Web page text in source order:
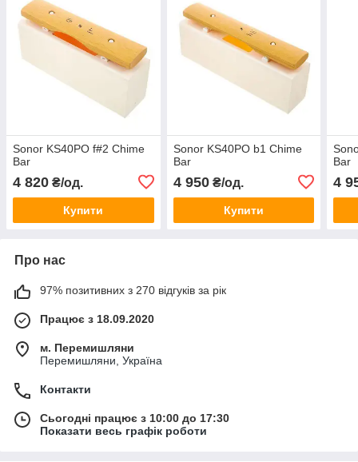
Sonor KS40PO f#2 Chime
Bar
4 820 ₴/од.
Купити
Sonor KS40PO b1 Chime
Bar
4 950₴/од.
Купити
Bar
4
Про нас
97% позитивних з 270 відгуків за рік
Працює з 18.09.2020
м. Перемишляни
Перемишляни, Україна
Контакти
Сьогодні працює з 10:00 до 17:30
Показати весь графік роботи